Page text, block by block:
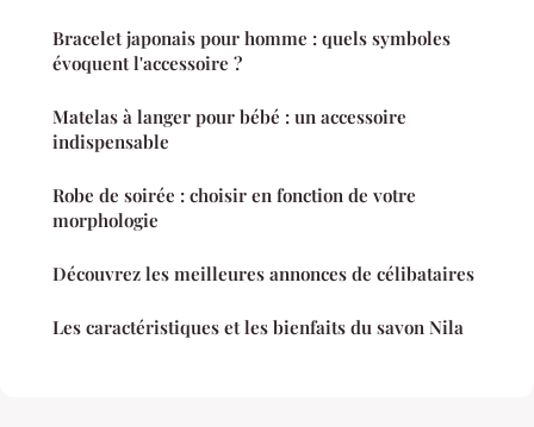
Bracelet japonais pour homme : quels symboles
évoquent l'accessoire ?
Matelas à langer pour bébé : un accessoire
indispensable
Robe de soirée : choisir en fonction de votre
morphologie
Découvrez les meilleures annonces de célibataires
Les caractéristiques et les bienfaits du savon Nila